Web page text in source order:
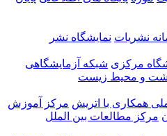
نشریات نمایشگاه نشر
مرکزی شبکه آزمایشگاهی
و محیط زیست
همکاری با اتریش مرکز آموزش
مرکز مطالعات بین الملل